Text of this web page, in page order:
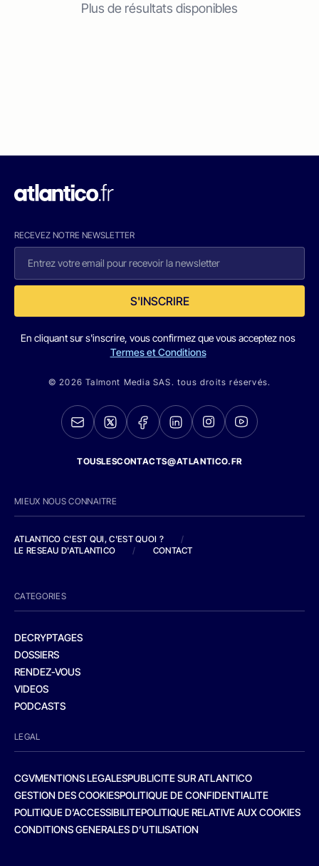
Plus de résultats disponibles
RECEVEZ NOTRE NEWSLETTER
S'INSCRIRE
En cliquant sur s'inscrire, vous confirmez que vous acceptez nos
Termes et Conditions
© 2026 Talmont Media SAS. tous droits réservés.
TOUSLESCONTACTS@ATLANTICO.FR
MIEUX NOUS CONNAITRE
ATLANTICO C'EST QUI, C'EST QUOI ?
/
LE RESEAU D'ATLANTICO
/ CONTACT
CATEGORIES
DECRYPTAGES
DOSSIERS
RENDEZ-VOUS
VIDEOS
PODCASTS
LEGAL
CGVMENTIONS LEGALESPUBLICITE SUR ATLANTICO
GESTION DES COOKIESPOLITIQUE DE CONFIDENTIALITE
POLITIQUE D’ACCESSIBILITEPOLITIQUE RELATIVE AUX COOKIES
CONDITIONS GENERALES D’UTILISATION